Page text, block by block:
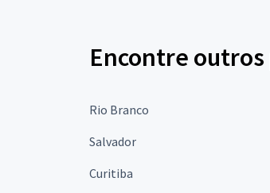
Encontre
Rio Branco
Salvador
Curitiba